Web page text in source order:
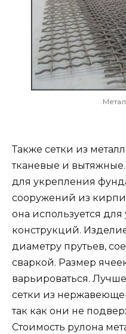
Также сетки из
тканевые и
для укрепления
сооружений из
она используется
конструкций.
диаметру прутьев,
сваркой. Размер
варьироваться.
сетки из
так как они не
Стоимость рулона